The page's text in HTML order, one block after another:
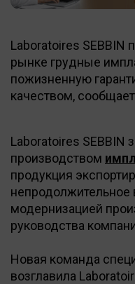
Laboratoires SEBBIN
рынке грудные
пожизненную
качеством,
Laboratoires SEBBIN
производством
продукция
непродолжительное
модернизацией
руководства
Новая команда
возглавила